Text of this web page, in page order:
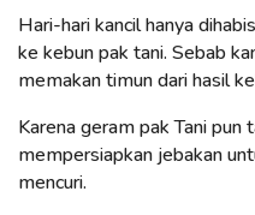
Hari-hari kancil hanya
ke kebun pak tani. Sebab
memakan timun dari hasil
Karena geram pak Tani pun
mempersiapkan jebakan
mencuri.